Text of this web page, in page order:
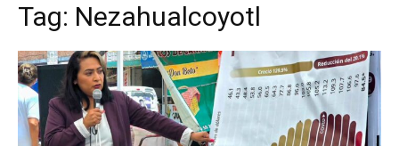
Tag: Nezahualcoyotl